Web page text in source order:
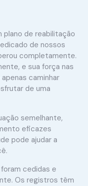
plano de reabilitação
de nossos
completamente.
e sua força nas
caminhar
de uma
semelhante,
eficazes
pode ajudar a
cedidas e
Os registros têm